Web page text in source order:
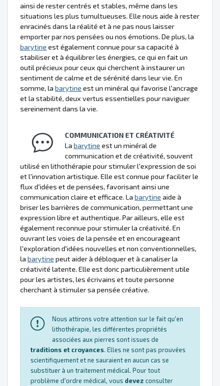
ainsi de rester centrés et stables, même dans les
situations les plus tumultueuses. Elle nous aide à rester
enracinés dans la réalité et à ne pas nous laisser
emporter par nos pensées ou nos émotions. De plus, la
barytine est également connue pour sa capacité à
stabiliser et à équilibrer les énergies, ce qui en fait un
outil précieux pour ceux qui cherchent à instaurer un
sentiment de calme et de sérénité dans leur vie. En
somme, la barytine est un minéral qui favorise l'ancrage
et la stabilité, deux vertus essentielles pour naviguer
sereinement dans la vie.
COMMUNICATION ET CRÉATIVITÉ
La barytine est un minéral de
communication et de créativité, souvent
utilisé en lithothérapie pour stimuler l'expression de soi
et l'innovation artistique. Elle est connue pour faciliter le
flux d'idées et de pensées, favorisant ainsi une
communication claire et efficace. La barytine aide à
briser les barrières de communication, permettant une
expression libre et authentique. Par ailleurs, elle est
également reconnue pour stimuler la créativité. En
ouvrant les voies de la pensée et en encourageant
l'exploration d'idées nouvelles et non conventionnelles,
la barytine peut aider à débloquer et à canaliser la
créativité latente. Elle est donc particulièrement utile
pour les artistes, les écrivains et toute personne
cherchant à stimuler sa pensée créative.
Nous attirons votre attention sur le fait qu'en
lithothérapie, les différentes propriétés
associées aux pierres sont issues de
traditions et croyances. Elles ne sont pas prouvées
scientifiquement et ne sauraient en aucun cas se
substituer à un traitement médical. Pour tout
problème d'ordre médical, vous devez consulter